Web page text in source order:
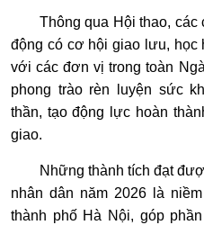
Thông qua Hội thao, các
động có cơ hội giao lưu, học
với các đơn vị trong toàn
phong trào rèn luyện sức
thần, tạo động lực hoàn
giao.
Những thành tích đạt
nhân dân năm 2026 là
thành phố Hà Nội, góp